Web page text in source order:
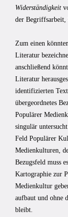
Widerständigkeit
der Begriffsarbeit,
Zum einen
Literatur
anschließend
Literatur
identifizierten
übergeordnetes
Populärer
singulär
Feld Populärer
Medienkulturen,
Bezugsfeld muss
Kartographie zur
Medienkultur
aufbaut und ohne
bleibt.